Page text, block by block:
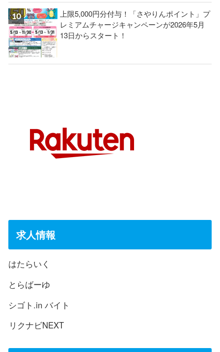
上限5,000円分付与！「さやりんポイント」プ
レミアムチャージキャンペーンが2026年5月
13日からスタート！
求人情報
はたらいく
とらばーゆ
シゴト.in バイト
リクナビNEXT